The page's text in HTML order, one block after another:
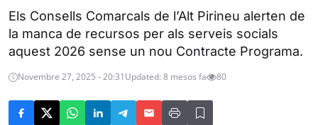
Els Consells Comarcals de l’Alt Pirineu alerten de
la manca de recursos per als serveis socials
aquest 2026 sense un nou Contracte Programa.
Novembre 27, 2025 - 20:31Updated: 8 mesos fa 80